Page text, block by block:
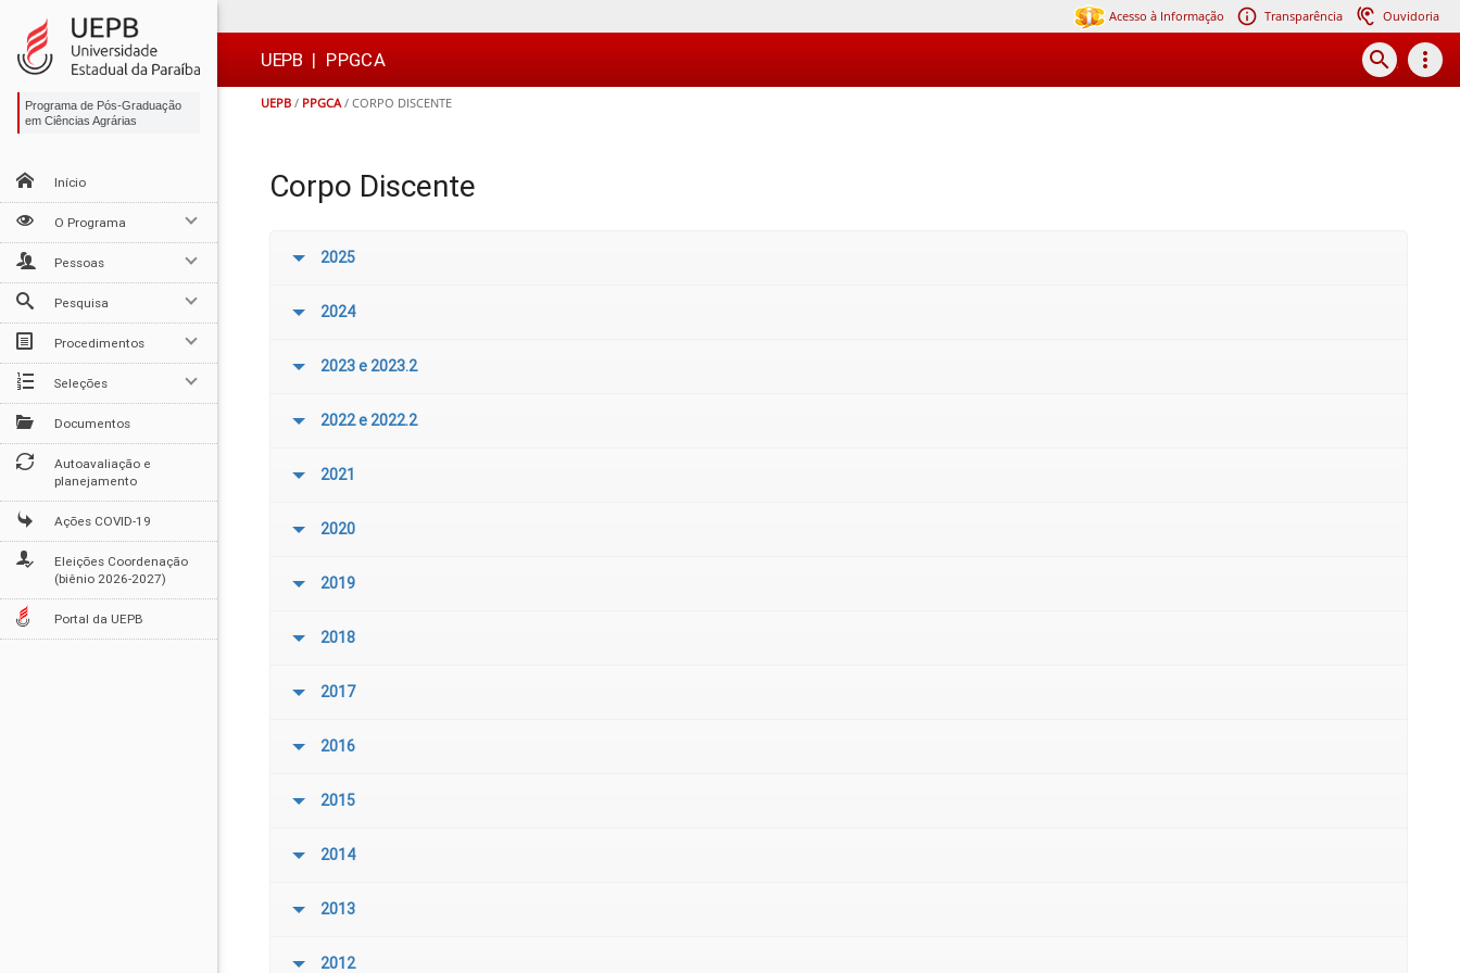
para
conteúdo
para
menu
para
busca
para
rodapé

Acesso à Informação Transparência Ouvidoria
UEPB | PPGCA search more_vert
UEPB / PPGCA/ CORPO DISCENTE
Programa de Pós-Graduação
em Ciências Agrárias
Início
O Programa
Pessoas
Pesquisa
Procedimentos
Seleções
Documentos
Autoavaliação e
planejamento
Ações COVID-19
Eleições Coordenação
(biênio 2026-2027)
Portal da UEPB
Corpo Discente
2025
2024
2023 e 2023.2
2022 e 2022.2
2021
2020
2019
2018
2017
2016
2015
2014
2013
2012